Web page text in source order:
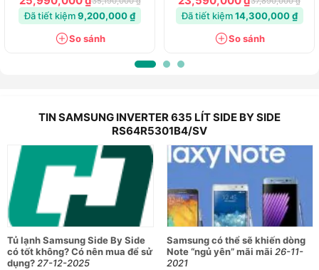
Đã tiết kiệm9,200,000 ₫
So sánh
Đã tiết kiệm14,300,000 ₫
So sánh
TIN SAMSUNG INVERTER 635 LÍT SIDE BY SIDE
RS64R5301B4/SV
Tủ lạnh Samsung Side By Side
có tốt không? Có nên mua để sử
dụng?27-12-2025
Samsung có thể sẽ khiến dòng
Note “ngủ yên” mãi mãi 26-11-
2021